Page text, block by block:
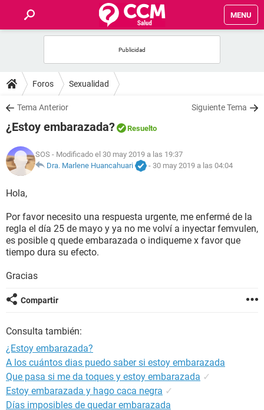
MENU
FOROS
SALUD
FAMILIA
NUTRICIÓN
BIENESTAR
SEXUALIDAD
GLOSARIO
Foros Sexualidad
Tema Anterior Siguiente Tema
¿Estoy embarazada? Resuelto
SOS - Modificado el 30 may 2019 a las 19:37
Dra. Marlene Huancahuari
- 30 may 2019 a las 04:04
Hola,
Por favor necesito una respuesta urgente, me enfermé de la
regla el día 25 de mayo y ya no me volví a inyectar femvulen,
es posible q quede embarazada o indiqueme x favor que
tiempo dura su efecto.
Gracias
Compartir
Consulta también:
¿Estoy embarazada?
A los cuántos dias puedo saber si estoy embarazada
Que pasa si me da toques y estoy embarazada ✓
Estoy embarazada y hago caca negra ✓
Días imposibles de quedar embarazada